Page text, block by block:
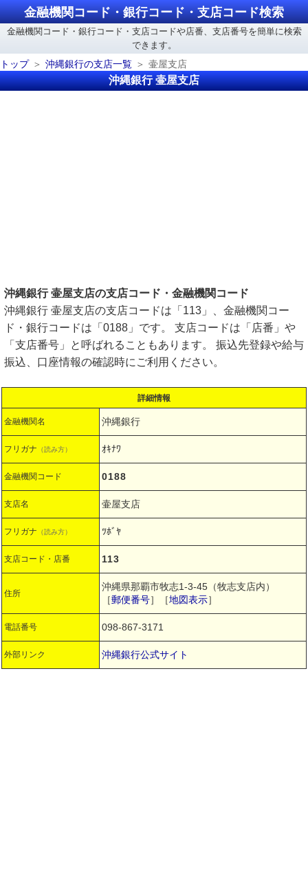
金融機関コード・銀行コード・支店コード検索
金融機関コード・銀行コード・支店コードや店番、支店番号を簡単に検索
できます。
トップ
沖縄銀行の支店一覧 壷屋支店
沖縄銀行 壷屋支店
沖縄銀行 壷屋支店の支店コード・金融機関コード
沖縄銀行 壷屋支店の支店コードは「113」、金融機関コー
ド・銀行コードは「0188」です。 支店コードは「店番」や
「支店番号」と呼ばれることもあります。 振込先登録や給与
振込、口座情報の確認時にご利用ください。
詳細情報
金融機関名 沖縄銀行
フリガナ （読み方） ｵｷﾅﾜ
金融機関コード 0188
支店名 壷屋支店
フリガナ （読み方） ﾂﾎﾞﾔ
支店コード・店番 113
住所
沖縄県那覇市牧志1-3-45（牧志支店内）
［郵便番号］［地図表示］
電話番号 098-867-3171
外部リンク 沖縄銀行公式サイト